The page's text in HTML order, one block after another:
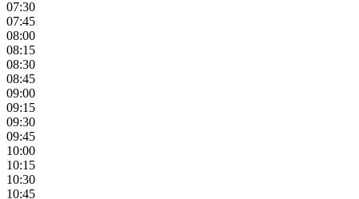
07:30
07:45
08:00
08:15
08:30
08:45
09:00
09:15
09:30
09:45
10:00
10:15
10:30
10:45